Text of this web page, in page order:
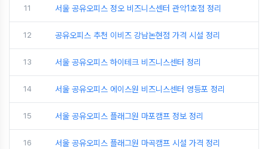
11 서울 공유오피스 정오 비즈니스센터 관악1호점 정리
12 공유오피스 추천 이비즈 강남논현점 가격 시설 정리
13 서울 공유오피스 하이테크 비즈니스센터 정리
14 서울 공유오피스 에이스원 비즈니스센터 영등포 정리
15 서울 공유오피스 플래그원 마포캠프 정보 정리
16 서울 공유오피스 플래그원 마곡캠프 시설 가격 정리